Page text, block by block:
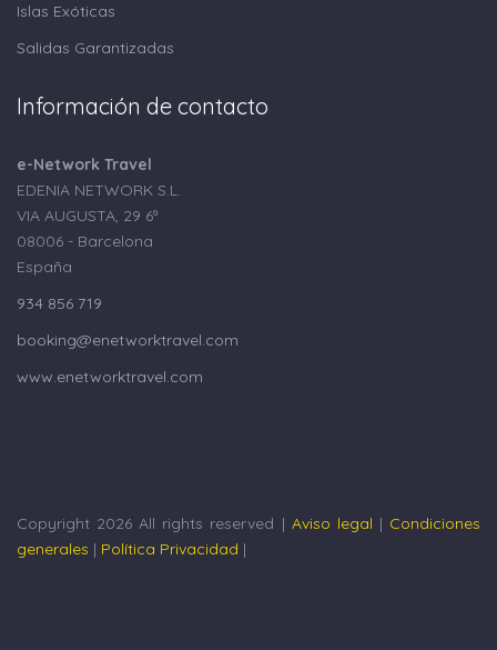
Islas Exóticas
Salidas Garantizadas
Información de contacto
e-Network Travel
EDENIA NETWORK S.L.
VIA AUGUSTA, 29 6ª
08006 - Barcelona
España
934 856 719
booking@enetworktravel.com
www.enetworktravel.com
Copyright 2026 All rights reserved | Aviso legal | Condiciones
generales | Política Privacidad |